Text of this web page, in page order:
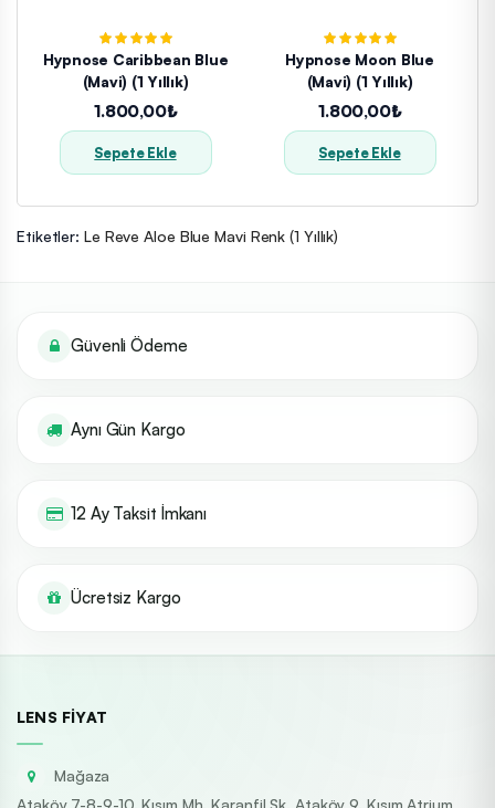
Hypnose Caribbean Blue
(Mavi) (1 Yıllık)
1.800,00₺
Sepete Ekle
Hypnose Moon Blue
(Mavi) (1 Yıllık)
1.800,00₺
Sepete Ekle
Etiketler: Le Reve Aloe Blue Mavi Renk (1 Yıllık)
Güvenli Ödeme
Aynı Gün Kargo
12 Ay Taksit İmkanı
Ücretsiz Kargo
LENS FIYAT
Mağaza
Ataköy 7-8-9-10. Kısım Mh. Karanfil Sk, Ataköy 9. Kısım Atrium